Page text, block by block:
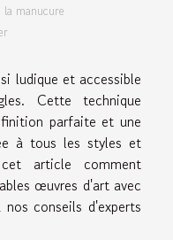
la manucure
ludique et accessible
Cette technique
parfaite et une
à tous les styles et
article comment
œuvres d'art avec
conseils d'experts